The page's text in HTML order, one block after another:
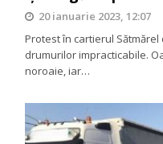
20 ianuarie 2023, 12:07
Protest în cartierul
drumurilor impracticabile.
noroaie, iar…